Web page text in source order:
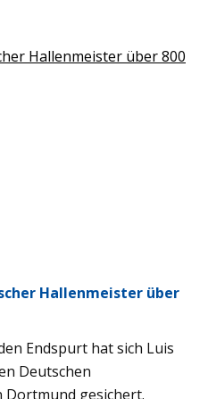
Hallenmeister über
Endspurt hat sich Luis
Deutschen
Dortmund gesichert.